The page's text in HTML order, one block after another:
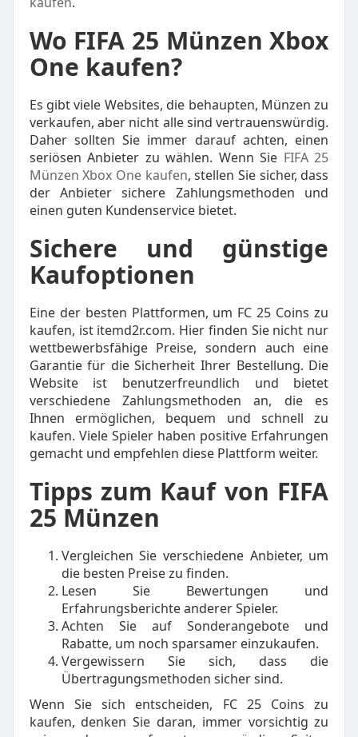
Wo FIFA 25 Münzen Xbox
One kaufen?
Es gibt viele Websites, die behaupten, Münzen zu
verkaufen, aber nicht alle sind vertrauenswürdig.
Daher sollten Sie immer darauf achten, einen
seriösen Anbieter zu wählen. Wenn Sie FIFA 25
Münzen Xbox One kaufen, stellen Sie sicher, dass
der Anbieter sichere Zahlungsmethoden und
einen guten Kundenservice bietet.
Sichere und günstige
Kaufoptionen
Eine der besten Plattformen, um FC 25 Coins zu
kaufen, ist itemd2r.com. Hier finden Sie nicht nur
wettbewerbsfähige Preise, sondern auch eine
Garantie für die Sicherheit Ihrer Bestellung. Die
Website ist benutzerfreundlich und bietet
verschiedene Zahlungsmethoden an, die es
Ihnen ermöglichen, bequem und schnell zu
kaufen. Viele Spieler haben positive Erfahrungen
gemacht und empfehlen diese Plattform weiter.
Tipps zum Kauf von FIFA
25 Münzen
Vergleichen Sie verschiedene Anbieter, um
die besten Preise zu finden.
Lesen Sie Bewertungen und
Erfahrungsberichte anderer Spieler.
Achten Sie auf Sonderangebote und
Rabatte, um noch sparsamer einzukaufen.
Vergewissern Sie sich, dass die
Übertragungsmethoden sicher sind.
Wenn Sie sich entscheiden, FC 25 Coins zu
kaufen, denken Sie daran, immer vorsichtig zu